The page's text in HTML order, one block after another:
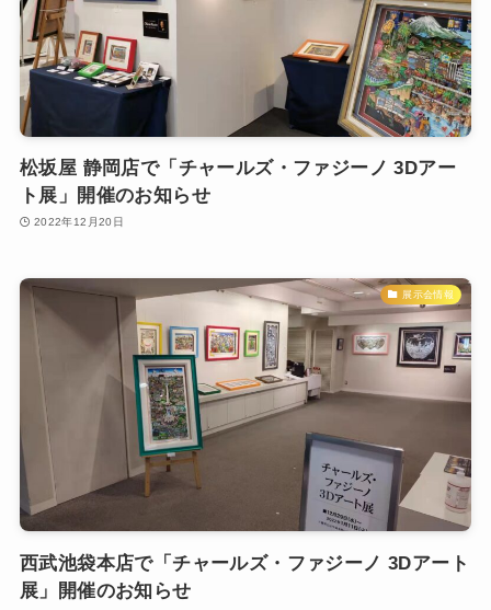
松坂屋 静岡店で「チャールズ・ファジーノ 3Dアー
ト展」開催のお知らせ
2022年12月20日
展示会情報
西武池袋本店で「チャールズ・ファジーノ 3Dアート
展」開催のお知らせ